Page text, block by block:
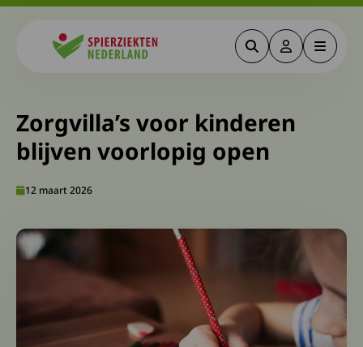
ZoekenDeze link
Menu
Zorgvilla’s voor kinderen
blijven voorlopig open
12 maart 2026